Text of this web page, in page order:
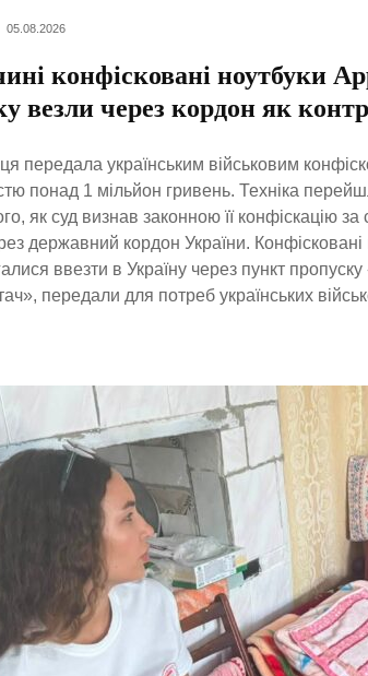
05.08.2026
конфісковані ноутбуки
везли через кордон як
передала українським військовим
понад 1 мільйон гривень. Техніка
як суд визнав законною її конфіскацію
державний кордон України. Конфісковані
ввезти в Україну через пункт
передали для потреб українських